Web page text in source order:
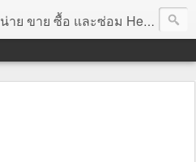
Lithium bromide, Evaporator, Condenser, Oil cooler, Heating coil, cooler, finned coil,Gas dryer, Dehumidifier for Bio gas plant,พัดลม Weiguang fan,ผู้รับเหมา ติดตั้งท่อ PPR,ท่อเหล็ก,สแตนเลส,HDPE,ตัวแทนจำหน่าย,ราคา